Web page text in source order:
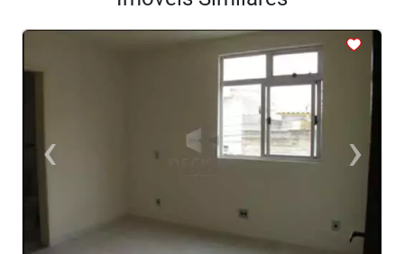
‹Previous ›
Next